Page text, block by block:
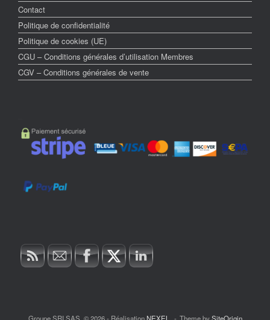
Contact
Politique de confidentialité
Politique de cookies (UE)
CGU – Conditions générales d’utilisation Membres
CGV – Conditions générales de vente
Groupe SRI SAS, © 2026 - RéalisationNEXEL Theme bySiteOrigin